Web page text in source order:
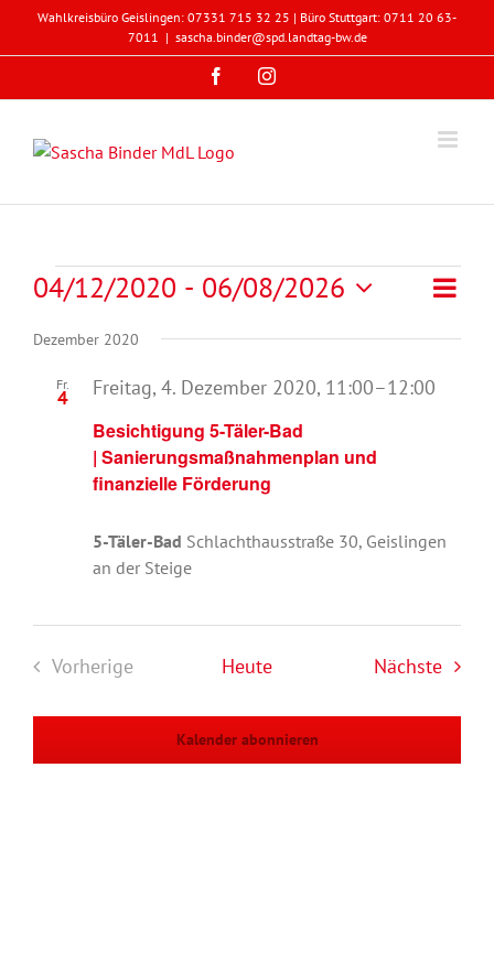
Wahlkreisbüro Geislingen: 07331 715 32 25 | Büro Stuttgart: 0711 20 63-
7011 | sascha.binder@spd.landtag-bw.de
FacebookInstagram
Veranstaltungen Liste
04/12/2020 - 06/08/2026
wählen.
Dezember 2020
Fr.
4
Besichtigung 5-Täler-Bad
| Sanierungsmaßnahmenplan und
finanzielle Förderung
Freitag, 4. Dezember 2020, 11:00–12:00
5-Täler-Bad Schlachthausstraße 30, Geislingen
an der Steige
Vorherige
Heute Nächste
Kalender abonnieren